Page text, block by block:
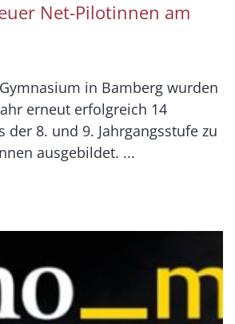
Net-Pilotinnen am
in Bamberg wurden
erneut erfolgreich 14
der 8. und 9. Jahrgangsstufe zu
ausgebildet. ...